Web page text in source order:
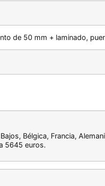
de 50 mm + laminado,
Bélgica, Francia,
5645 euros.